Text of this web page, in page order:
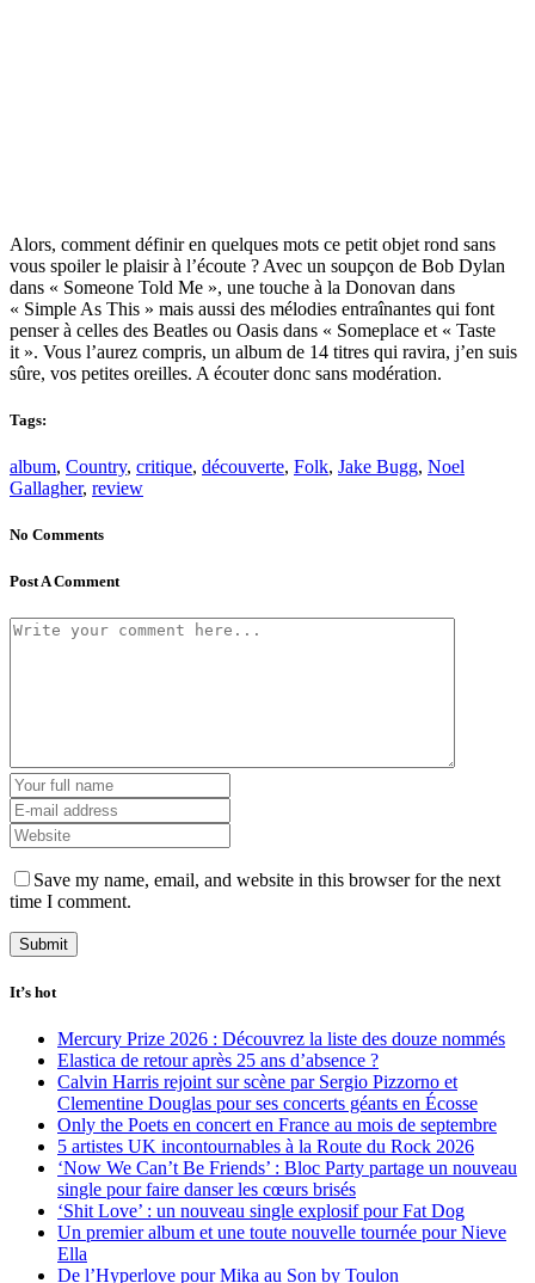
Alors, comment définir en quelques mots ce petit objet rond sans
vous spoiler le plaisir à l’écoute ? Avec un soupçon de Bob Dylan
dans « Someone Told Me », une touche à la Donovan dans
« Simple As This » mais aussi des mélodies entraînantes qui font
penser à celles des Beatles ou Oasis dans « Someplace et « Taste
it ». Vous l’aurez compris, un album de 14 titres qui ravira, j’en suis
sûre, vos petites oreilles. A écouter donc sans modération.
Tags:
album, Country, critique, découverte, Folk, Jake Bugg, Noel
Gallagher, review
No Comments
Post A Comment
Save my name, email, and website in this browser for the next
time I comment.
It’s hot
Mercury Prize 2026 : Découvrez la liste des douze nommés
Elastica de retour après 25 ans d’absence ?
Calvin Harris rejoint sur scène par Sergio Pizzorno et
Clementine Douglas pour ses concerts géants en Écosse
Only the Poets en concert en France au mois de septembre
5 artistes UK incontournables à la Route du Rock 2026
‘Now We Can’t Be Friends’ : Bloc Party partage un nouveau
single pour faire danser les cœurs brisés
‘Shit Love’ : un nouveau single explosif pour Fat Dog
Un premier album et une toute nouvelle tournée pour Nieve
Ella
De l’Hyperlove pour Mika au Son by Toulon